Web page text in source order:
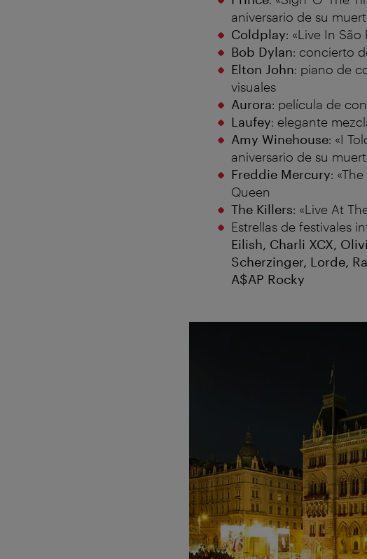
aniversario de su
Coldplay: «Live In
Bob Dylan: concierto
Elton John: piano de
visuales
Aurora: película de
Laufey: elegante
Amy Winehouse: «I
aniversario de su
Freddie Mercury:
Queen
The Killers: «Live At
Estrellas de festivales
Eilish, Charli XCX,
Scherzinger, Lorde,
A$AP Rocky